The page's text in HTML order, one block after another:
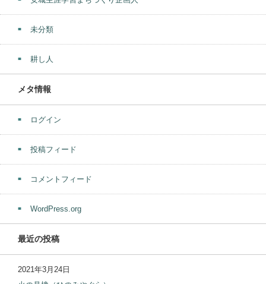
未分類
耕し人
メタ情報
ログイン
投稿フィード
コメントフィード
WordPress.org
最近の投稿
2021年3月24日